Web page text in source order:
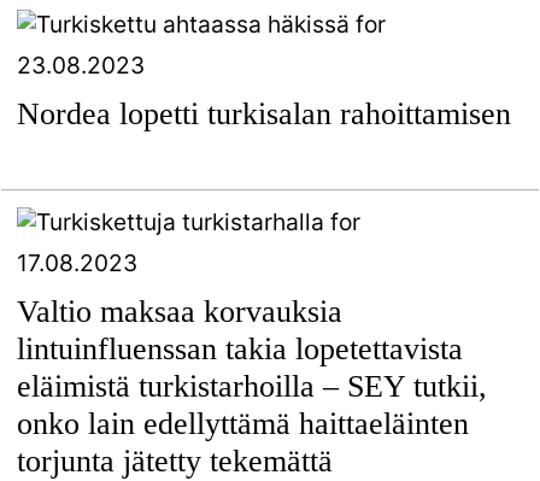
23.08.2023
Nordea lopetti turkisalan rahoittamisen
17.08.2023
Valtio maksaa korvauksia
lintuinfluenssan takia lopetettavista
eläimistä turkistarhoilla – SEY tutkii,
onko lain edellyttämä haittaeläinten
torjunta jätetty tekemättä